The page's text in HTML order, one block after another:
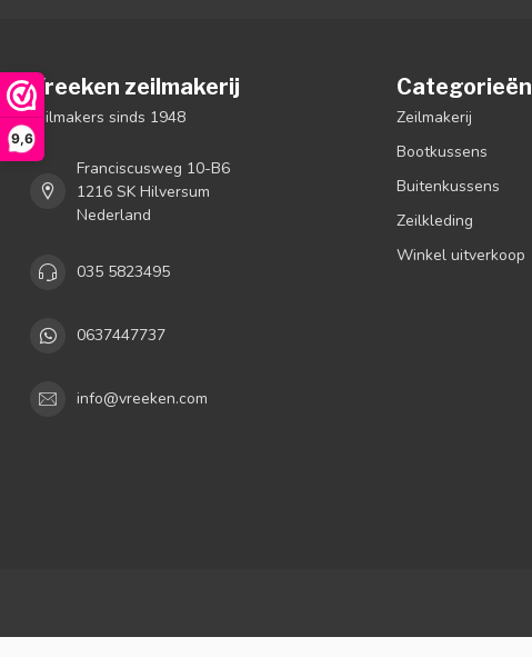
9,6
Vreeken zeilmakerij
zeilmakers sinds 1948
Franciscusweg 10-B6
1216 SK Hilversum
Nederland
035 5823495
0637447737
info@vreeken.com
Categorieën
Zeilmakerij
Bootkussens
Buitenkussens
Zeilkleding
Winkel uitverkoop